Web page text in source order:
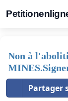
Non à
Partager